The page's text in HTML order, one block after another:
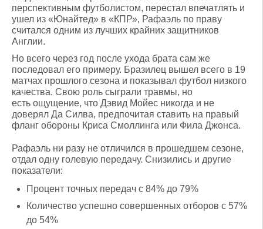
перспективным футболистом, перестал впечатлять и
ушел из «Юнайтед» в «КПР», Рафаэль по праву
считался одним из лучших крайних защитников
Англии.
Но всего через год после ухода брата сам же
последовал его примеру. Бразилец вышел всего в 19
матчах прошлого сезона и показывал футбол низкого
качества. Свою роль сыграли травмы, но
есть ощущение, что Дэвид Мойес никогда и не
доверял Да Силва, предпочитая ставить на правый
фланг обороны Криса Смоллинга или Фила Джонса.
Рафаэль ни разу не отличился в прошедшем сезоне,
отдал одну голевую передачу. Снизились и другие
показатели:
Процент точных передач с 84% до 79%
Количество успешно совершенных отборов с 57%
до 54%